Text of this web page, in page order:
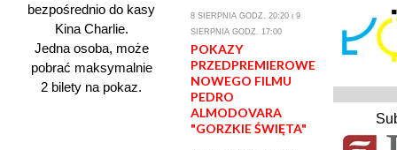
bezpośrednio do kasy
Kina Charlie.
Jedna osoba, może
pobrać maksymalnie
2 bilety na pokaz.
8 SIERPNIA GODZ. 20:20 i 9
SIERPNIA GODZ. 17:00
POKAZY
PRZEDPREMIEROWE
NOWEGO FILMU
PEDRO
ALMODOVARA
"GORZKIE ŚWIĘTA"